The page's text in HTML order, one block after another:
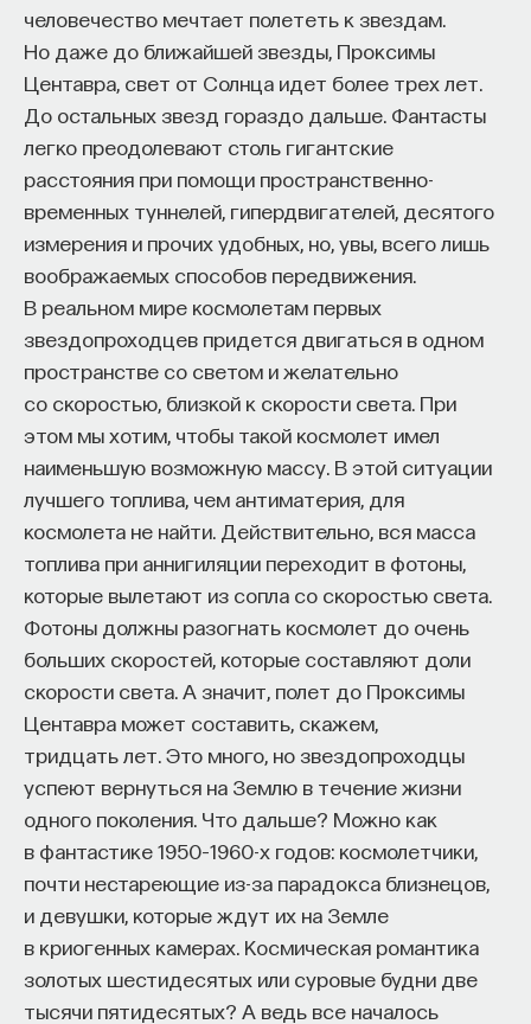
человечество мечтает полететь к звездам.
Но даже до ближайшей звезды, Проксимы
Центавра, свет от Солнца идет более трех лет.
До остальных звезд гораздо дальше. Фантасты
легко преодолевают столь гигантские
расстояния при помощи пространственно-
временных туннелей, гипердвигателей, десятого
измерения и прочих удобных, но, увы, всего лишь
воображаемых способов передвижения.
В реальном мире космолетам первых
звездопроходцев придется двигаться в одном
пространстве со светом и желательно
со скоростью, близкой к скорости света. При
этом мы хотим, чтобы такой космолет имел
наименьшую возможную массу. В этой ситуации
лучшего топлива, чем антиматерия, для
космолета не найти. Действительно, вся масса
топлива при аннигиляции переходит в фотоны,
которые вылетают из сопла со скоростью света.
Фотоны должны разогнать космолет до очень
больших скоростей, которые составляют доли
скорости света. А значит, полет до Проксимы
Центавра может составить, скажем,
тридцать лет. Это много, но звездопроходцы
успеют вернуться на Землю в течение жизни
одного поколения. Что дальше? Можно как
в фантастике 1950–1960-х годов: космолетчики,
почти нестареющие из-за парадокса близнецов,
и девушки, которые ждут их на Земле
в криогенных камерах. Космическая романтика
золотых шестидесятых или суровые будни две
тысячи пятидесятых? А ведь все началось